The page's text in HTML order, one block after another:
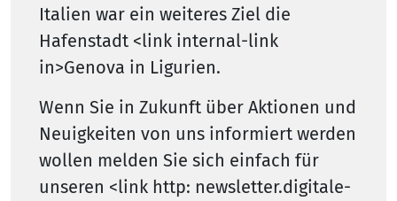
Italien war ein weiteres Ziel die
Hafenstadt <link internal-link
in>Genova in Ligurien.
Wenn Sie in Zukunft über Aktionen und
Neuigkeiten von uns informiert werden
wollen melden Sie sich einfach für
unseren <link http: newsletter.digitale-